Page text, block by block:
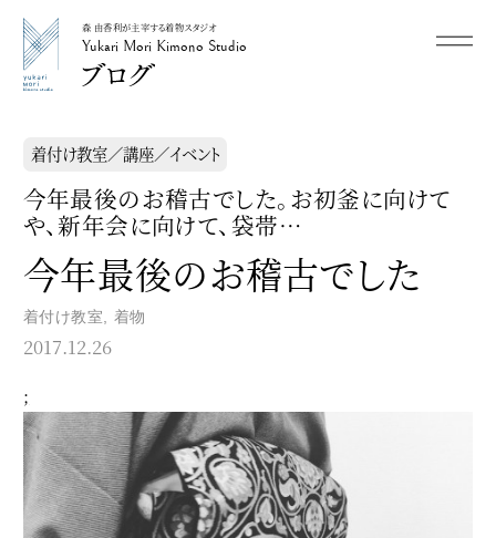
Yukari Mori Kimono Studio
森 由香利が主宰する着物スタジオ
Yukari Mori Kimono Studio メニュー
着付け教室／講座／イベント
今年最後のお稽古でした。お初釜に向けて
や、新年会に向けて、袋帯…
今年最後のお稽古でした
着付け教室 着物
2017.12.26
;